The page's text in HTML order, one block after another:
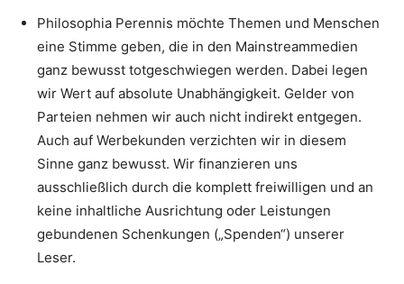
Philosophia Perennis möchte Themen und Menschen
eine Stimme geben, die in den Mainstreammedien
ganz bewusst totgeschwiegen werden. Dabei legen
wir Wert auf absolute Unabhängigkeit. Gelder von
Parteien nehmen wir auch nicht indirekt entgegen.
Auch auf Werbekunden verzichten wir in diesem
Sinne ganz bewusst. Wir finanzieren uns
ausschließlich durch die komplett freiwilligen und an
keine inhaltliche Ausrichtung oder Leistungen
gebundenen Schenkungen („Spenden“) unserer
Leser.